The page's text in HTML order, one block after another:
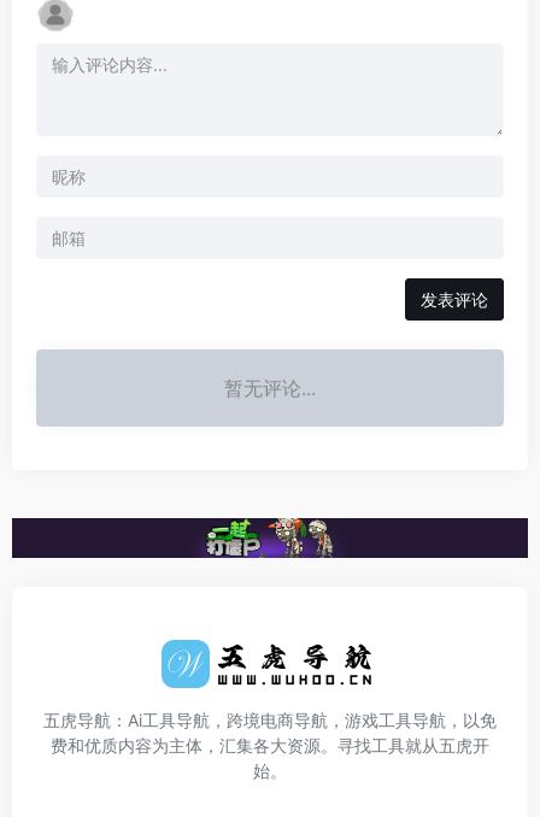
发表评论
暂无评论...
五虎导航：Ai工具导航，跨境电商导航，游戏工具导航，以免
费和优质内容为主体，汇集各大资源。寻找工具就从五虎开
始。